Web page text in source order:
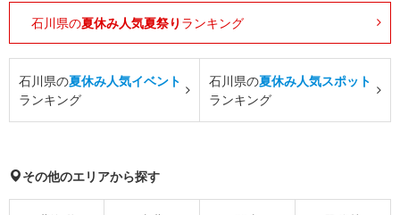
石川県の夏休み人気夏祭り ランキング
石川県の夏休み人気イベント
ランキング
石川県の夏休み人気スポット
ランキング
その他のエリアから探す